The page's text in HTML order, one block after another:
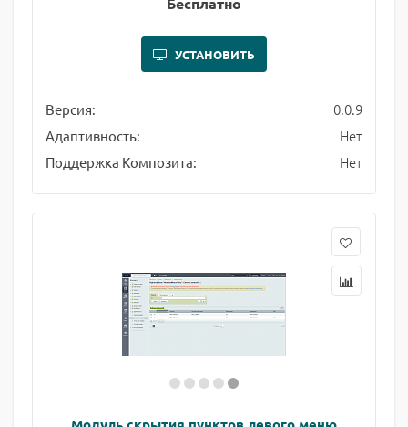
УСТАНОВИТЬ
Версия: 0.0.9
Адаптивность: Нет
Поддержка Композита: Нет